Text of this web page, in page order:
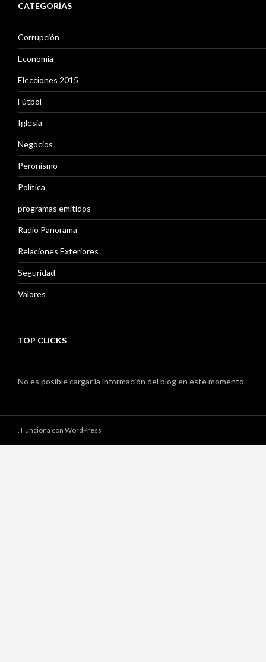
c
v
o
s
CATEGORÍAS
Corrupción
Economía
Elecciones 2015
Fútbol
Iglesia
Negocios
Peronismo
Política
programas emitidos
Radio Panorama
Relaciones Exteriores
Seguridad
Valores
TOP CLICKS
No es posible cargar la información del blog en este momento.
. Funciona con WordPress